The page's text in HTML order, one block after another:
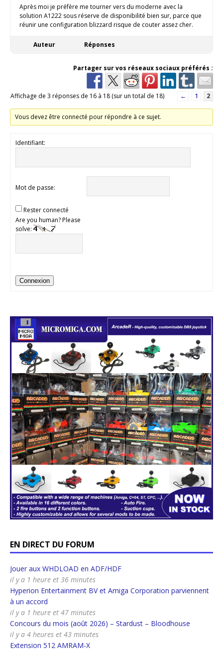
Après moi je préfère me tourner vers du moderne avec la
solution A1222 sous réserve de disponibilité bien sur, parce que
réunir une configuration blizzard risque de couter assez cher.
Auteur Réponses
Partager sur vos réseaux sociaux préférés :
Affichage de 3 réponses de 16 à 18 (sur un total de 18) ← 1 2
Vous devez être connecté pour répondre à ce sujet.
Identifiant:
Mot de passe:
Rester connecté
Are you human? Please
solve:
Connexion
EN DIRECT DU FORUM
Jouer aux WHDLOAD en ADF/HDF
il y a 1 heure et 36 minutes
Hyperion Entertainment BV et Amiga Corporation parviennent
à un accord
il y a 1 heure et 47 minutes
Concours du mois (août 2026) – Stardust – Bloodhouse
il y a 4 heures et 43 minutes
Extension 512 AMRAM-X